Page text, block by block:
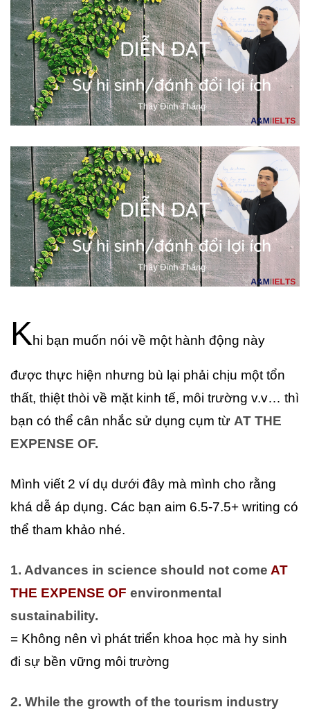
Khi bạn muốn nói về một hành động này
được thực hiện nhưng bù lại phải chịu một tổn
thất, thiệt thòi về mặt kinh tế, môi trường v.v… thì
bạn có thể cân nhắc sử dụng cụm từ AT THE
EXPENSE OF.
Mình viết 2 ví dụ dưới đây mà mình cho rằng
khá dễ áp dụng. Các bạn aim 6.5-7.5+ writing có
thể tham khảo nhé.
1. Advances in science should not come AT
THE EXPENSE OF environmental
sustainability.
= Không nên vì phát triển khoa học mà hy sinh
đi sự bền vững môi trường
2. While the growth of the tourism industry